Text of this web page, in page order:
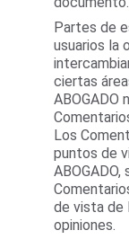
Partes de
usuarios la
ciertas
ABOGADO
Los
puntos de
de vista de
opiniones.